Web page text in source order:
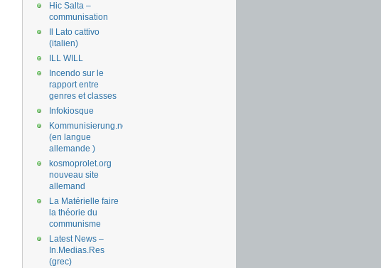
Hic Salta –
communisation
Il Lato cattivo
(italien)
ILL WILL
Incendo sur le
rapport entre
genres et classes
Infokiosque
Kommunisierung.net
(en langue
allemande )
kosmoprolet.org
nouveau site
allemand
La Matérielle faire
la théorie du
communisme
Latest News –
In.Medias.Res
(grec)